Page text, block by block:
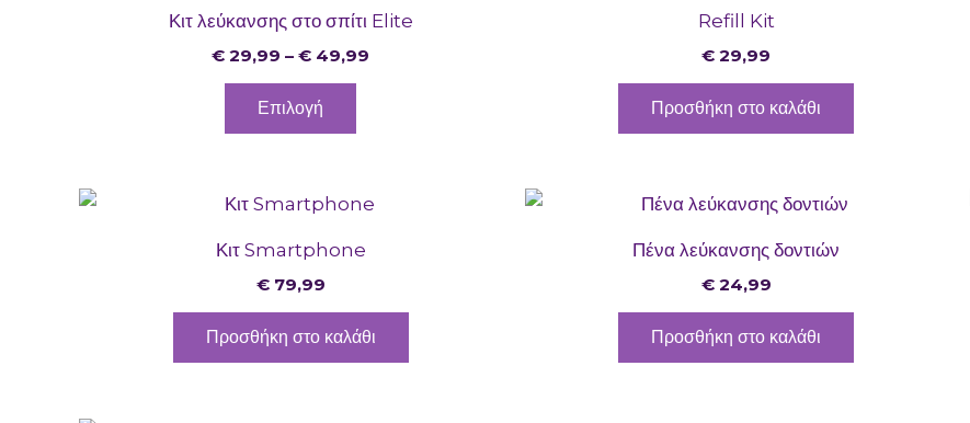
Κιτ λεύκανσης στο σπίτι Elite
€ 29,99 – € 49,99
€ 29,99
through
Επιλογή
έχει
να
στη
σελίδα
Refill Kit
€ 29,99
Προσθήκη στο καλάθι
Κιτ Smartphone
€79,99
Προσθήκη στο καλάθι
Πένα λεύκανσης δοντιών
€24,99
Προσθήκη στο καλάθι